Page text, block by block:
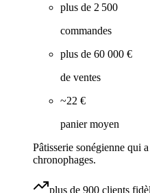
plus de 2 500
commandes
plus de 60 000 €
de ventes
~22 €
panier moyen
Pâtisserie sonégienne qui
chronophages.
plus de 900 clients